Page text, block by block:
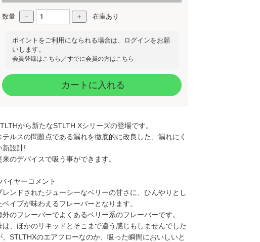
数量 在庫あり
ポイントをご利用になられる場合は、ログインをお願
いします。
会員登録はこちら ／すでに会員の方はこちら
カートに入れる
から新たなSTLTH Xシリーズの登場です。
テルスの問題点である漏れを徹底的に改良した、漏れにく
新設計!
来のデバイスで吸う事ができます。
イヤーコメント
レンドされたジューシーなベリーの甘さに、ひんやりとし
ベイプが味わえるフレーバーとなります。
外のフレーバーでよくあるベリー系のフレーバーです。
は、ほかのリキッドとそこまで違う感じもしませんでした
、STLTHXのエアフローなのか、吸った瞬間においしいと